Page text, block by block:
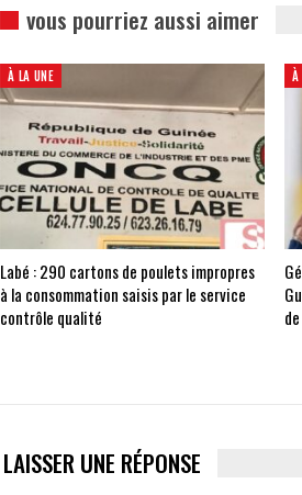
vous pourriez aussi aimer
À LA UNE
Labé : 290 cartons de poulets impropres
à la consommation saisis par le service
contrôle qualité
À
LAISSER UNE RÉPONSE